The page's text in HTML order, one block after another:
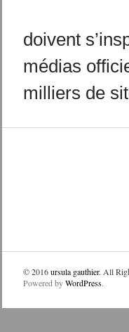
doivent
médias
milliers de
© 2016ursula gauthier. All
Powered byWordPress.